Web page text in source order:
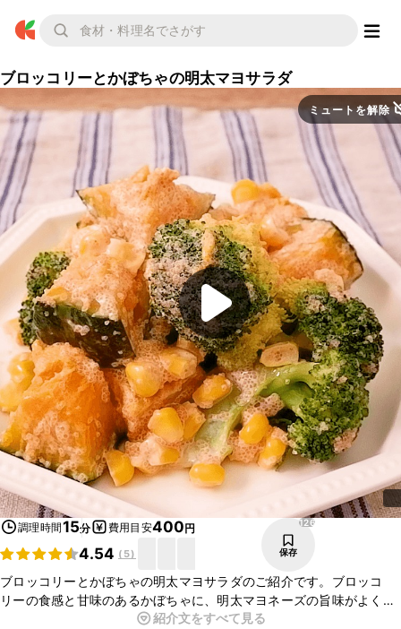
ブロッコリーとかぼちゃの明太マヨサラダ
ミュートを解除
調理時間15分 費用目安400円
4.54 ( 5)
126
保存
ブロッコリーとかぼちゃの明太マヨサラダのご紹介です。ブロッコ
リーの食感と甘味のあるかぼちゃに、明太マヨネーズの旨味がよく合
います。彩りのよい一品ですので、ぜひお試しくださいね。
紹介文をすべて見る